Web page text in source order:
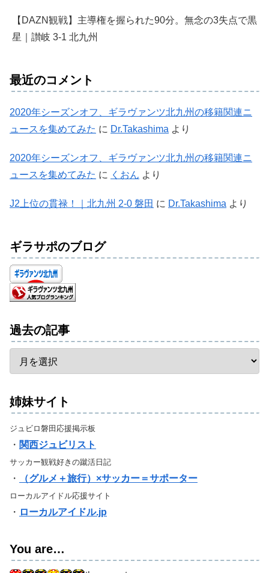
【DAZN観戦】主導権を握られた90分。無念の3失点で黒
星｜讃岐 3-1 北九州
最近のコメント
2020年シーズンオフ、ギラヴァンツ北九州の移籍関連ニ
ュースを集めてみた に Dr.Takashima より
2020年シーズンオフ、ギラヴァンツ北九州の移籍関連ニ
ュースを集めてみた に くおん より
J2上位の貫禄！｜北九州 2-0 磐田 に Dr.Takashima より
ギラサポのブログ
過去の記事
姉妹サイト
ジュビロ磐田応援掲示板
・ 関西ジュビリスト
サッカー観戦好きの蹴活日記
・ （グルメ＋旅行）×サッカー＝サポーター
ローカルアイドル応援サイト
・ ローカルアイドル.jp
You are…